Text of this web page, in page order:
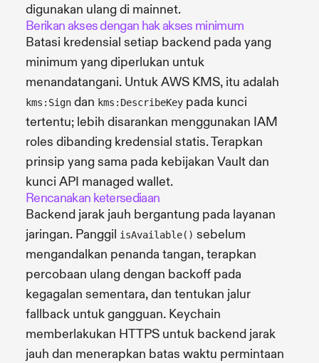
digunakan ulang di mainnet.
Berikan akses dengan hak akses minimum
Batasi kredensial setiap backend pada yang
minimum yang diperlukan untuk
menandatangani. Untuk AWS KMS, itu adalah
kms:Sign dan kms:DescribeKey pada kunci
tertentu; lebih disarankan menggunakan IAM
roles dibanding kredensial statis. Terapkan
prinsip yang sama pada kebijakan Vault dan
kunci API managed wallet.
Rencanakan ketersediaan
Backend jarak jauh bergantung pada layanan
jaringan. Panggil isAvailable() sebelum
mengandalkan penanda tangan, terapkan
percobaan ulang dengan backoff pada
kegagalan sementara, dan tentukan jalur
fallback untuk gangguan. Keychain
memberlakukan HTTPS untuk backend jarak
jauh dan menerapkan batas waktu permintaan